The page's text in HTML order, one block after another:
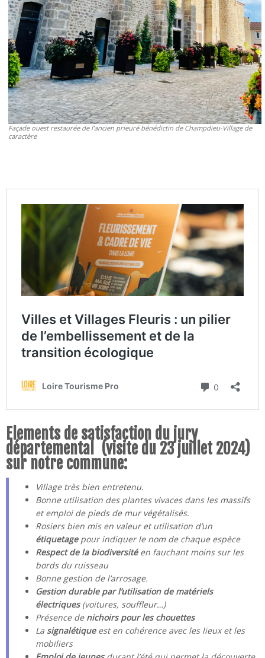
Façade ouest restaurée de l’ancien prieuré bénédictin de Champdieu-Village de
caractère
Elements de satisfaction du jury
départemental (visite du 23 juillet 2024)
sur notre commune:
Village très bien entretenu.
Bonne utilisation des plantes vivaces dans les massifs
et emploi de pieds de mur végétalisés.
Rosiers bien mis en valeur et utilisation d’un
étiquetagepour indiquer le nom de chaque espèce
Respect de la biodiversitéen fauchant moins sur les
bords du ruisseau
Bonne gestion de l’arrosage.
Gestion durable par l’utilisation de matériels
électriques(voitures, souffleur…)
Présence de nichoirs pour les chouettes
La signalétiqueest en cohérence avec les lieux et les
mobiliers